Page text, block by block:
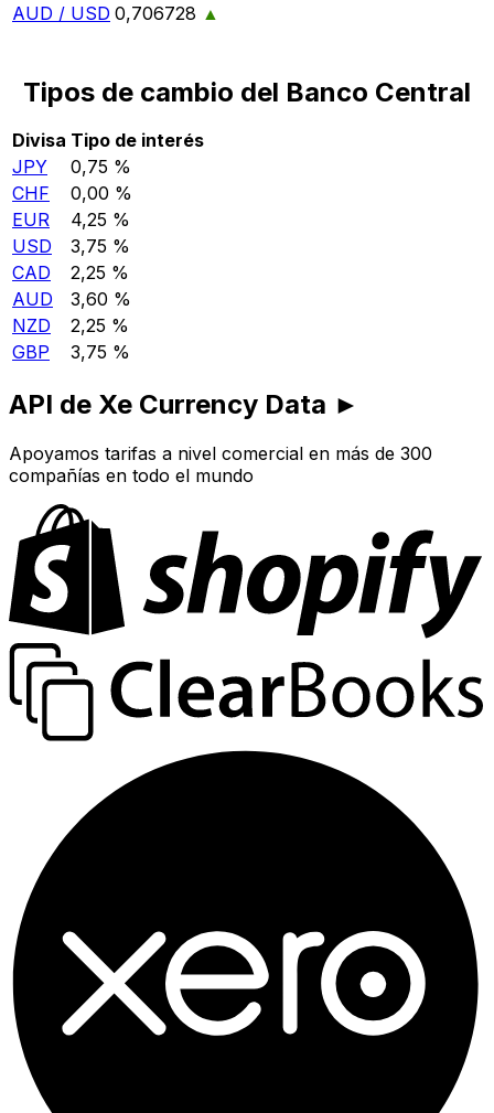
AUD / USD 0,706728 ▲
Tipos de cambio del Banco Central
Divisa Tipo de interés
JPY
0,75 %
CHF
0,00 %
EUR
4,25 %
USD
3,75 %
CAD
2,25 %
AUD
3,60 %
NZD
2,25 %
GBP
3,75 %
API de Xe Currency Data ►
Apoyamos tarifas a nivel comercial en más de 300
compañías en todo el mundo